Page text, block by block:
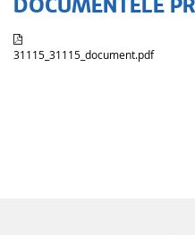
31115_31115_document.pdf